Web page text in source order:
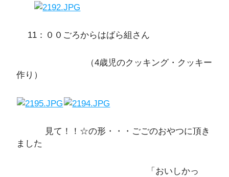
11：００ごろからはばら組さん
（4歳児のクッキング・クッキー
作り）
見て！！☆の形・・・ごごのおやつに頂き
ました
「おいしかっ